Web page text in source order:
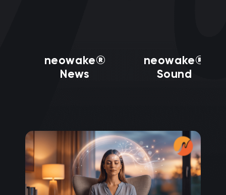
neowake®
News
neowake®
Sound